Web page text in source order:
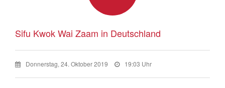
Sifu Kwok Wai Zaam in Deutschland
Donnerstag, 24. Oktober 2019 19:03 Uhr